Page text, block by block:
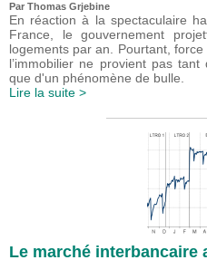
Par Thomas Grjebine
En réaction à la spectaculaire
France, le gouvernement
logements par an. Pourtant,
l’immobilier ne provient pas tant
que d'un phénomène de bulle.
Lire la suite >
Le marché interbancaire